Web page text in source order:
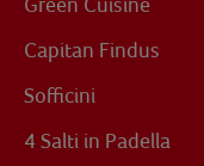
Capitan Findus
Sofficini
4 Salti in Padella